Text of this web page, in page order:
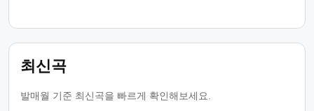
최신곡
발매월 기준 최신곡을 빠르게 확인해보세요.